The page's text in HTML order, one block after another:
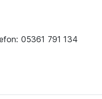
05361 791 134